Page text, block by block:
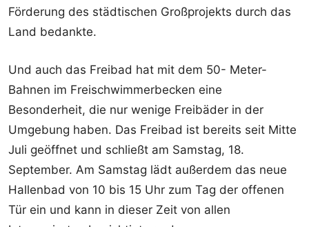
Förderung des städtischen Großprojekts durch das
Land bedankte.
Und auch das Freibad hat mit dem 50- Meter-
Bahnen im Freischwimmerbecken eine
Besonderheit, die nur wenige Freibäder in der
Umgebung haben. Das Freibad ist bereits seit Mitte
Juli geöffnet und schließt am Samstag, 18.
September. Am Samstag lädt außerdem das neue
Hallenbad von 10 bis 15 Uhr zum Tag der offenen
Tür ein und kann in dieser Zeit von allen